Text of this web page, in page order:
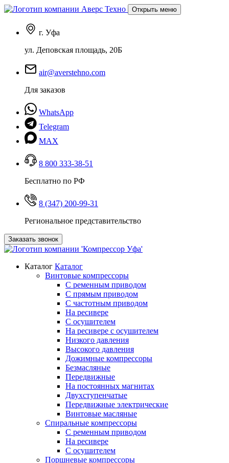
Открыть меню
г. Уфа
ул. Деповская площадь, 20Б
air@averstehno.com
Для заказов
WhatsApp
Telegram
MAX
8 800 333-38-51
Бесплатно по РФ
8 (347) 200-99-31
Региональное представительство
Заказать звонок
Каталог Каталог
Винтовые компрессоры
С ременным приводом
С прямым приводом
С частотным приводом
На ресивере
С осушителем
На ресивере с осушителем
Низкого давления
Высокого давления
Дожимные компрессоры
Безмасляные
Передвижные
На постоянных магнитах
Двухступенчатые
Передвижные электрические
Винтовые масляные
Спиральные компрессоры
С ременным приводом
На ресивере
С осушителем
Поршневые компрессоры